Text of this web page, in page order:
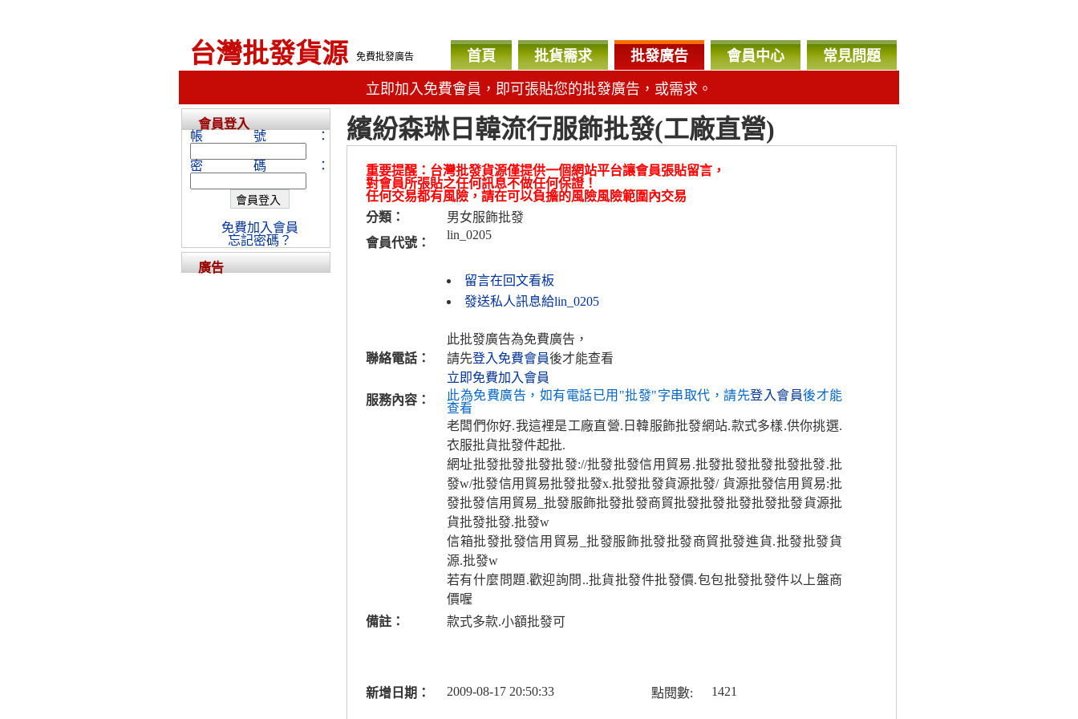
台灣批發貨源 免費批發廣告 首頁 批貨需求 批發廣告 會員中心 常見問題
立即加入免費會員，即可張貼您的批發廣告，或需求。
繽紛森琳日韓流行服飾批發(工廠直營)
重要提醒：台灣批發貨源僅提供一個網站平台讓會員張貼留言，
對會員所張貼之任何訊息不做任何保證！
任何交易都有風險，請在可以負擔的風險風險範圍內交易
分類：
男女服飾批發
會員代號：
lin_0205
留言在回文看板
發送私人訊息給lin_0205
聯絡電話：
此批發廣告為免費廣告，
請先登入免費會員後才能查看
立即免費加入會員
服務內容：
此為免費廣告，如有電話已用"批發"字串取代，請先登入會員後才能
查看
老闆們你好.我這裡是工廠直營.日韓服飾批發網站.款式多樣.供你挑選.
衣服批貨批發件起批.
網址批發批發批發批發://批發批發信用貿易.批發批發批發批發批發.批
發w/批發信用貿易批發批發x.批發批發貨源批發/ 貨源批發信用貿易:批
發批發信用貿易_批發服飾批發批發商貿批發批發批發批發批發貨源批
貨批發批發.批發w
信箱批發批發信用貿易_批發服飾批發批發商貿批發進貨.批發批發貨
源.批發w
若有什麼問題.歡迎詢問..批貨批發件批發價.包包批發批發件以上盤商
價喔
備註：
款式多款.小額批發可
新增日期： 2009-08-17 20:50:33 點閱數: 1421
會員登入
帳號：
密碼：
免費加入會員
忘記密碼？
廣告